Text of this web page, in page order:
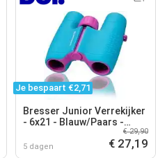
Je bespaart €2,71
Bresser Junior Verrekijker
- 6x21 - Blauw/Paars -
Robuust - Verrekijker voor
5 dagen
€ 29,90
€ 27,19